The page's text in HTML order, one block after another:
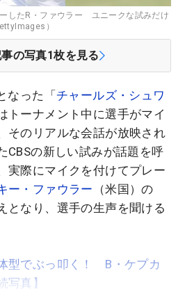
したR・ファウラー ユニークな試みだけ
）
の写真1枚を見る
なった「チャールズ・シュワ
トーナメント中に選手がマイ
そのリアルな会話が放映され
CBSの新しい試みが話題を呼
実際にマイクを付けてプレー
ー・ファウラー （米国）の
となり、選手の生声を聞ける
型でぶっ叩く！ B・ケプカ
写真】